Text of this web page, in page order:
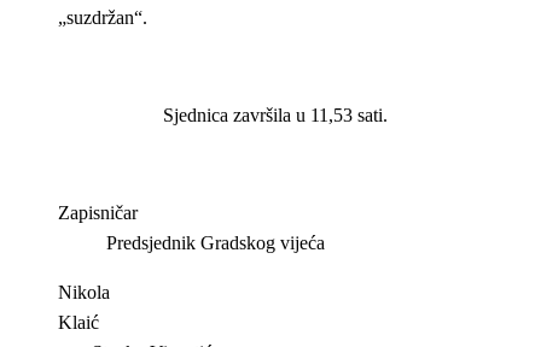
„suzdržan“.
Sjednica završila u 11,53 sati.
Zapisničar
Predsjednik Gradskog vijeća
Nikola
Klaić